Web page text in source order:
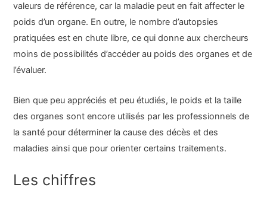
valeurs de référence, car la maladie peut en fait affecter le
poids d’un organe. En outre, le nombre d’autopsies
pratiquées est en chute libre, ce qui donne aux chercheurs
moins de possibilités d’accéder au poids des organes et de
l’évaluer.
Bien que peu appréciés et peu étudiés, le poids et la taille
des organes sont encore utilisés par les professionnels de
la santé pour déterminer la cause des décès et des
maladies ainsi que pour orienter certains traitements.
Les chiffres